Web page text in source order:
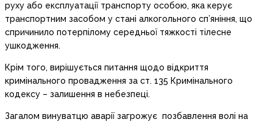
руху або експлуатації транспорту особою, яка керує
транспортним засобом у стані алкогольного сп’яніння, що
спричинило потерпілому середньої тяжкості тілесне
ушкодження.
Крім того, вирішується питання щодо відкриття
кримінального провадження за ст. 135 Кримінального
кодексу – залишення в небезпеці.
Загалом винуватцю аварії загрожує позбавлення волі на